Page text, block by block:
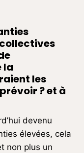
la
les
? et à
devenu
élevées, cela
non plus un